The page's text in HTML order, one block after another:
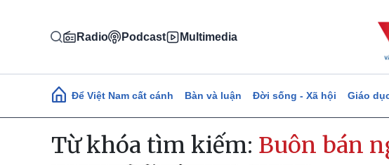
Radio Podcast Multimedia
Main navigation
Để Việt Nam cất cánh Bàn và luận Đời sống - Xã hội Giáo
Từ khóa tìm kiếm: Buôn bán